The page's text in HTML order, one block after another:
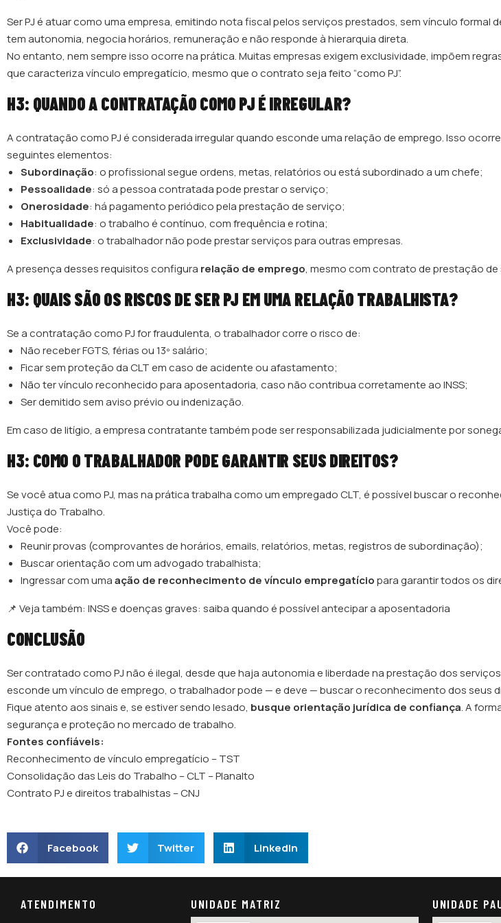
Ser PJ é atuar como uma empresa, emitindo nota fiscal pelos serviços prestados, sem vínculo formal
tem autonomia, negocia horários, remuneração e não responde à hierarquia direta.
No entanto, nem sempre isso ocorre na prática. Muitas empresas exigem exclusividade, impõem
que caracteriza vínculo empregatício, mesmo que o contrato seja feito “como PJ”.
H3: QUANDO A CONTRATAÇÃO COMO PJ É IRREGULAR?
A contratação como PJ é considerada irregular quando esconde uma relação de emprego. Isso
seguintes elementos:
Subordinação: o profissional segue ordens, metas, relatórios ou está subordinado a um chefe;
Pessoalidade: só a pessoa contratada pode prestar o serviço;
Onerosidade: há pagamento periódico pela prestação de serviço;
Habitualidade: o trabalho é contínuo, com frequência e rotina;
Exclusividade: o trabalhador não pode prestar serviços para outras empresas.
A presença desses requisitos configura relação de emprego, mesmo com contrato de prestação de
H3: QUAIS SÃO OS RISCOS DE SER PJ EM UMA RELAÇÃO TRABALHISTA?
Se a contratação como PJ for fraudulenta, o trabalhador corre o risco de:
Não receber FGTS, férias ou 13º salário;
Ficar sem proteção da CLT em caso de acidente ou afastamento;
Não ter vínculo reconhecido para aposentadoria, caso não contribua corretamente ao INSS;
Ser demitido sem aviso prévio ou indenização.
Em caso de litígio, a empresa contratante também pode ser responsabilizada judicialmente por
H3: COMO O TRABALHADOR PODE GARANTIR SEUS DIREITOS?
Se você atua como PJ, mas na prática trabalha como um empregado CLT, é possível buscar o
Justiça do Trabalho.
Você pode:
Reunir provas (comprovantes de horários, emails, relatórios, metas, registros de subordinação);
Buscar orientação com um advogado trabalhista;
Ingressar com umaação de reconhecimento de vínculo empregatíciopara garantir todos os
📌 Veja também: INSS e doenças graves: saiba quando é possível antecipar a aposentadoria
CONCLUSÃO
Ser contratado como PJ não é ilegal, desde que haja autonomia e liberdade na prestação dos
esconde um vínculo de emprego, o trabalhador pode — e deve — buscar o reconhecimento dos seus
Fique atento aos sinais e, se estiver sendo lesado, busque orientação jurídica de confiança. A
segurança e proteção no mercado de trabalho.
Fontes confiáveis:
Reconhecimento de vínculo empregatício – TST
Consolidação das Leis do Trabalho – CLT – Planalto
Contrato PJ e direitos trabalhistas – CNJ
Facebook Twitter LinkedIn
ATENDIMENTO UNIDADE MATRIZ UNIDADE